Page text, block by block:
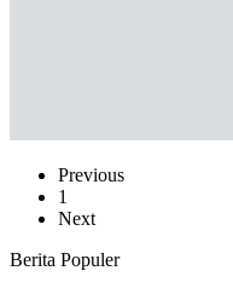
Previous
1
Next
Berita Populer